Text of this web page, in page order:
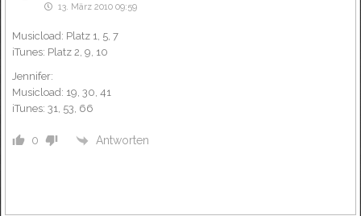
13. März 2010 09:59
Musicload: Platz 1, 5, 7
iTunes: Platz 2, 9, 10
Jennifer:
Musicload: 19, 30, 41
iTunes: 31, 53, 66
0 Antworten